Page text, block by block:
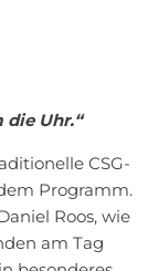
Uhr.“
CSG-
Programm.
Roos, wie
am Tag